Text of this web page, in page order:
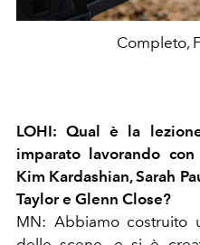
Completo,
LOHI:Qual è la
imparato lavorando
Kim Kardashian, Sarah
Taylor e Glenn Close?
MN: Abbiamo costruito